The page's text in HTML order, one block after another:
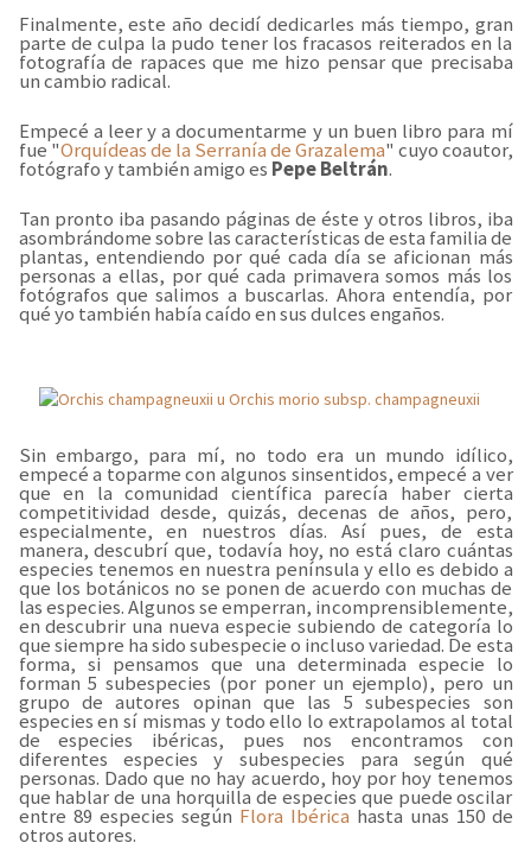
Finalmente, este año decidí dedicarles más tiempo, gran
parte de culpa la pudo tener los fracasos reiterados en la
fotografía de rapaces que me hizo pensar que precisaba
un cambio radical.
Empecé a leer y a documentarme y un buen libro para mí
fue "Orquídeas de la Serranía de Grazalema" cuyo coautor,
fotógrafo y también amigo es Pepe Beltrán.
Tan pronto iba pasando páginas de éste y otros libros, iba
asombrándome sobre las características de esta familia de
plantas, entendiendo por qué cada día se aficionan más
personas a ellas, por qué cada primavera somos más los
fotógrafos que salimos a buscarlas. Ahora entendía, por
qué yo también había caído en sus dulces engaños.
Sin embargo, para mí, no todo era un mundo idílico,
empecé a toparme con algunos sinsentidos, empecé a ver
que en la comunidad científica parecía haber cierta
competitividad desde, quizás, decenas de años, pero,
especialmente, en nuestros días. Así pues, de esta
manera, descubrí que, todavía hoy, no está claro cuántas
especies tenemos en nuestra península y ello es debido a
que los botánicos no se ponen de acuerdo con muchas de
las especies. Algunos se emperran, incomprensiblemente,
en descubrir una nueva especie subiendo de categoría lo
que siempre ha sido subespecie o incluso variedad. De esta
forma, si pensamos que una determinada especie lo
forman 5 subespecies (por poner un ejemplo), pero un
grupo de autores opinan que las 5 subespecies son
especies en sí mismas y todo ello lo extrapolamos al total
de especies ibéricas, pues nos encontramos con
diferentes especies y subespecies para según qué
personas. Dado que no hay acuerdo, hoy por hoy tenemos
que hablar de una horquilla de especies que puede oscilar
entre 89 especies según Flora Ibérica hasta unas 150 de
otros autores.